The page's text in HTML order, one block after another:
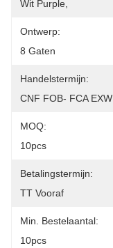
Wit Purple,
Ontwerp:
8 Gaten
Handelstermijn:
CNF FOB- FCA EXW
MOQ:
10pcs
Betalingstermijn:
TT Vooraf
Min. Bestelaantal:
10pcs